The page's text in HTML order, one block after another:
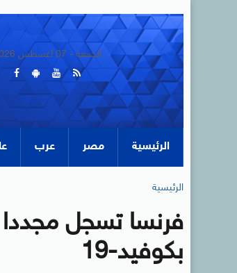
الجمعة - 07 أغسطس 2026
الرئيسية مصر عرب
الرئيسية
فرنسا تسجل
بكوفيد-19